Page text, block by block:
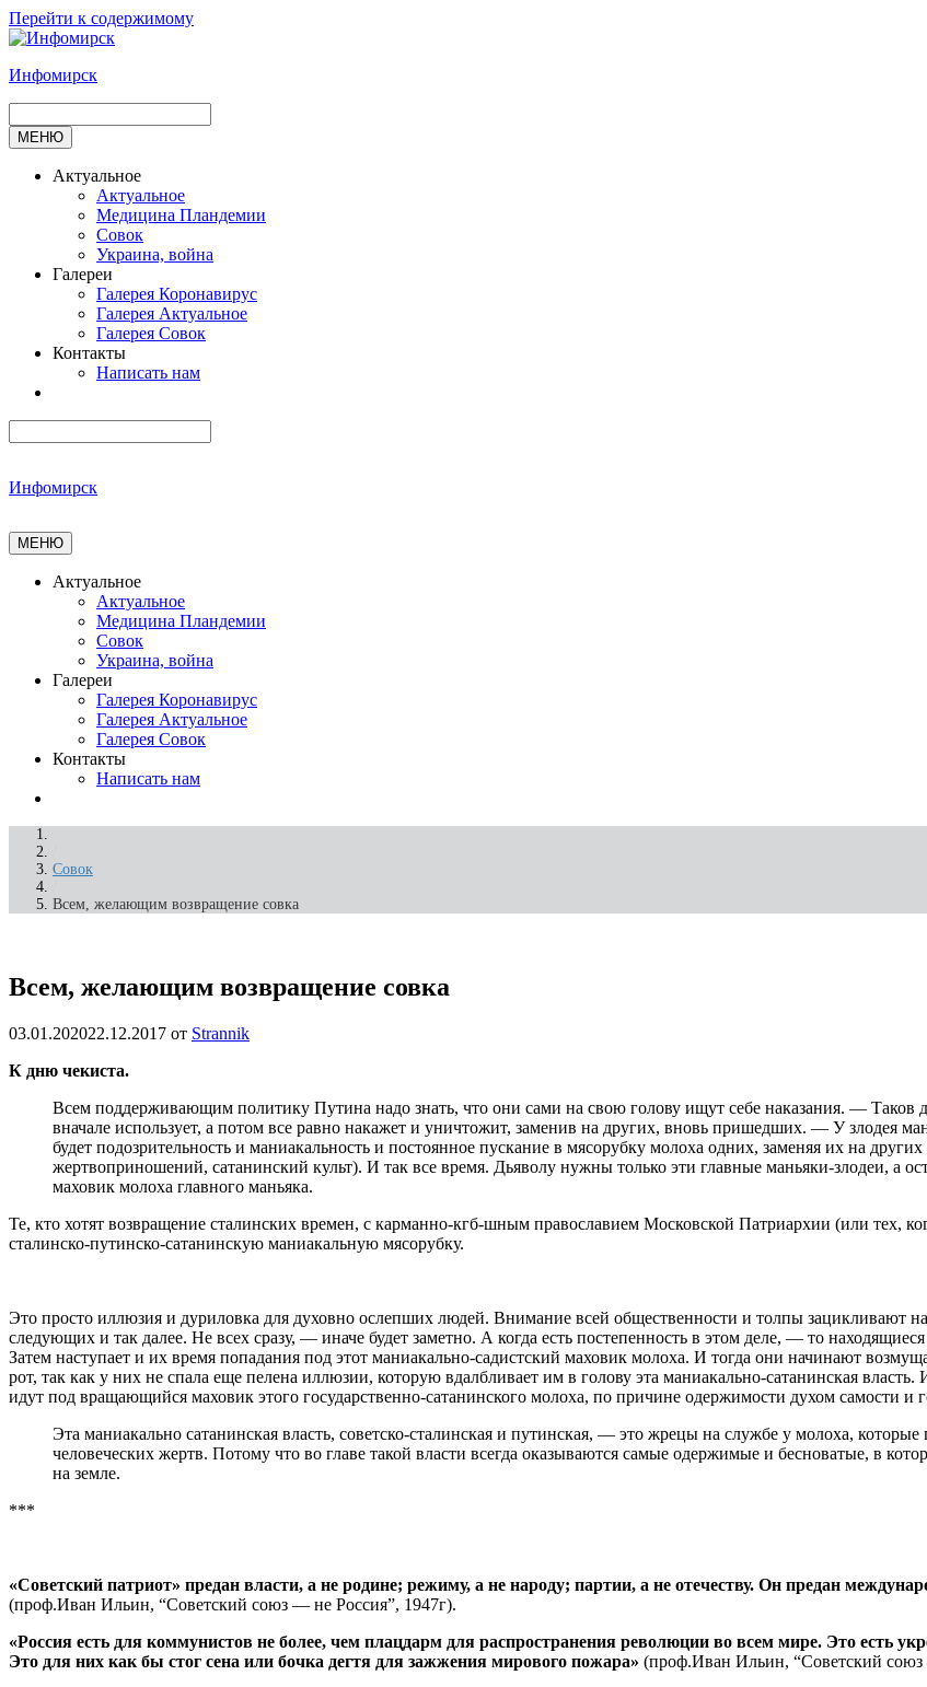
Перейти к содержимому
Инфомирск
МЕНЮ
Актуальное
Актуальное
Медицина Пландемии
Совок
Украина, война
Галереи
Галерея Коронавирус
Галерея Актуальное
Галерея Совок
Контакты
Написать нам
Инфомирск
МЕНЮ
Актуальное
Актуальное
Медицина Пландемии
Совок
Украина, война
Галереи
Галерея Коронавирус
Галерея Актуальное
Галерея Совок
Контакты
Написать нам
Совок
Всем, желающим возвращение совка
Всем, желающим возвращение совка
03.01.202022.12.2017 от Strannik
К дню чекиста.
Всем поддерживающим политику Путина надо знать, что они сами на свою голову ищут себе наказания. — Таков
вначале использует, а потом все равно накажет и уничтожит, заменив на других, вновь пришедших. — У злодея
будет подозрительность и маниакальность и постоянное пускание в мясорубку молоха одних, заменяя их на
жертвоприношений, сатанинский культ). И так все время. Дьяволу нужны только эти главные маньяки-злодеи, а
маховик молоха главного маньяка.
Те, кто хотят возвращение сталинских времен, с карманно-кгб-шным православием Московской Патриархии (или тех,
сталинско-путинско-сатанинскую маниакальную мясорубку.
Это просто иллюзия и дуриловка для духовно ослепших людей. Внимание всей общественности и толпы зацикливают
следующих и так далее. Не всех сразу, — иначе будет заметно. А когда есть постепенность в этом деле, — то
Затем наступает и их время попадания под этот маниакально-садистский маховик молоха. И тогда они начинают
рот, так как у них не спала еще пелена иллюзии, которую вдалбливает им в голову эта маниакально-сатанинская
идут под вращающийся маховик этого государственно-сатанинского молоха, по причине одержимости духом самости
Эта маниакально сатанинская власть, советско-сталинская и путинская, — это жрецы на службе у молоха,
человеческих жертв. Потому что во главе такой власти всегда оказываются самые одержимые и бесноватые, в
на земле.
***
«Советский патриот» предан власти, а не родине; режиму, а не народу; партии, а не отечеству. Он предан
(проф.Иван Ильин, “Советский союз — не Россия”, 1947г).
«Россия есть для коммунистов не более, чем плацдарм для распространения революции во всем мире. Это есть
Это для них как бы стог сена или бочка дегтя для зажжения мирового пожара» (проф.Иван Ильин, “Советский союз